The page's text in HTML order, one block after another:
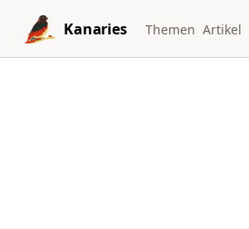
Skip to content
Kanaries
Themen Artikel